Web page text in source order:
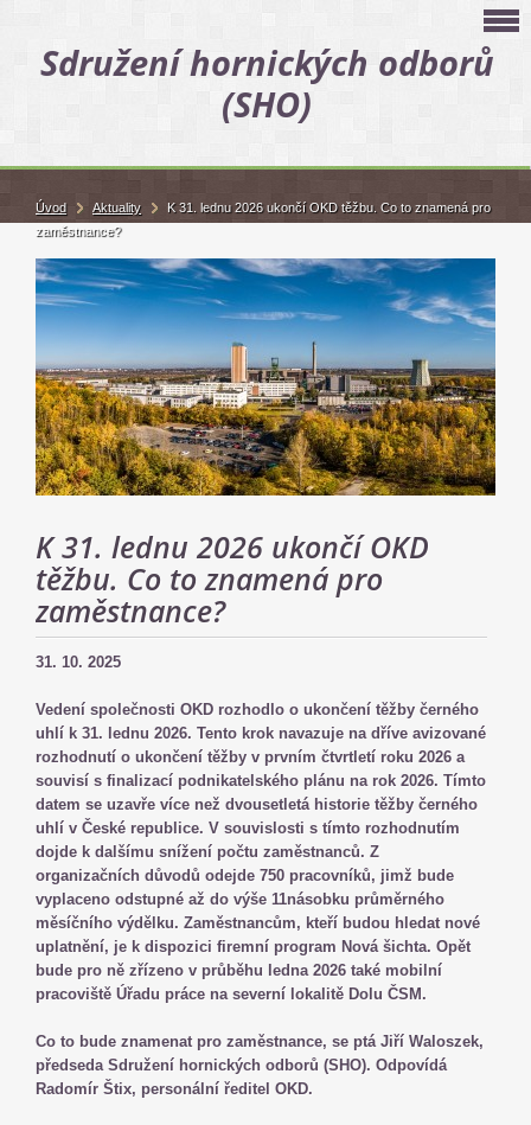
Sdružení hornických odborů
(SHO)
K 31. lednu 2026 ukončí OKD
těžbu. Co to znamená pro
zaměstnance?
31. 10. 2025
Vedení společnosti OKD rozhodlo o ukončení těžby černého
uhlí k 31. lednu 2026. Tento krok navazuje na dříve avizované
rozhodnutí o ukončení těžby v prvním čtvrtletí roku 2026 a
souvisí s finalizací podnikatelského plánu na rok 2026. Tímto
datem se uzavře více než dvousetletá historie těžby černého
uhlí v České republice. V souvislosti s tímto rozhodnutím
dojde k dalšímu snížení počtu zaměstnanců. Z
organizačních důvodů odejde 750 pracovníků, jimž bude
vyplaceno odstupné až do výše 11násobku průměrného
měsíčního výdělku. Zaměstnancům, kteří budou hledat nové
uplatnění, je k dispozici firemní program Nová šichta. Opět
bude pro ně zřízeno v průběhu ledna 2026 také mobilní
pracoviště Úřadu práce na severní lokalitě Dolu ČSM.
Co to bude znamenat pro zaměstnance, se ptá Jiří Waloszek,
předseda Sdružení hornických odborů (SHO). Odpovídá
Radomír Štix, personální ředitel OKD.
Úvod Aktuality
K 31. lednu 2026 ukončí OKD těžbu. Co to znamená pro
zaměstnance?